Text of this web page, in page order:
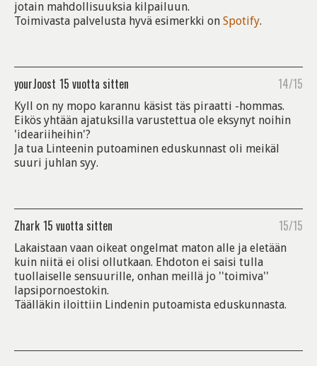
jotain mahdollisuuksia kilpailuun.
Toimivasta palvelusta hyvä esimerkki on Spotify.
yourJoost 15 vuotta sitten 14/15
Kyll on ny mopo karannu käsist täs piraatti -hommas.
Eikös yhtään ajatuksilla varustettua ole eksynyt noihin
'ideariiheihin'?
Ja tua Linteenin putoaminen eduskunnast oli meikäl
suuri juhlan syy.
Zhark 15 vuotta sitten 15/15
Lakaistaan vaan oikeat ongelmat maton alle ja eletään
kuin niitä ei olisi ollutkaan. Ehdoton ei saisi tulla
tuollaiselle sensuurille, onhan meillä jo ''toimiva''
lapsipornoestokin.
Täälläkin iloittiin Lindenin putoamista eduskunnasta.